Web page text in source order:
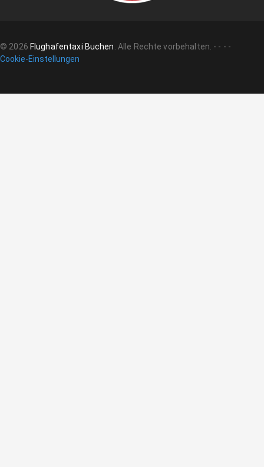
© 2026 Flughafentaxi Buchen. Alle Rechte vorbehalten. - - - -
Cookie-Einstellungen